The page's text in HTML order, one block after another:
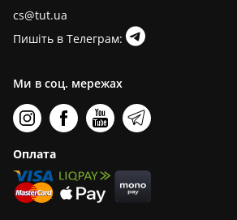
cs@tut.ua
Пишіть в Телеграм:
Ми в соц. мережах
Оплата